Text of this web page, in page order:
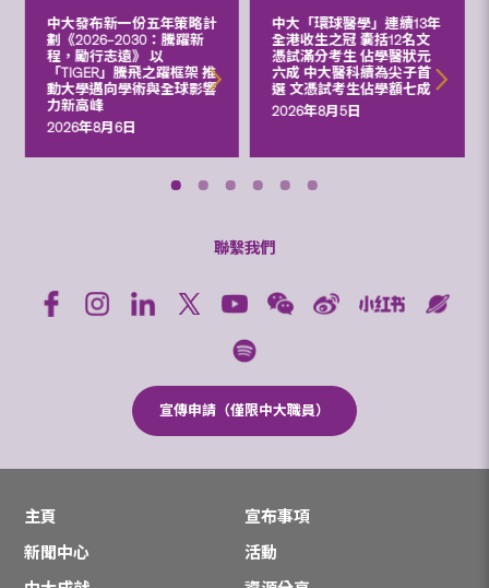
中大發布新一份五年策略計
劃《2026‒2030：騰躍新
程，勵行志遠》 以
「TIGER」騰飛之躍框架 推
動大學邁向學術與全球影響
力新高峰
2026年8月6日
中大「環球醫學」連續13年
全港收生之冠 囊括12名文
憑試滿分考生 佔學醫狀元
六成 中大醫科續為尖子首
選 文憑試考生佔學額七成
2026年8月5日
聯繫我們
宣傳申請（僅限中大職員）
主頁
宣布事項
新聞中心
活動